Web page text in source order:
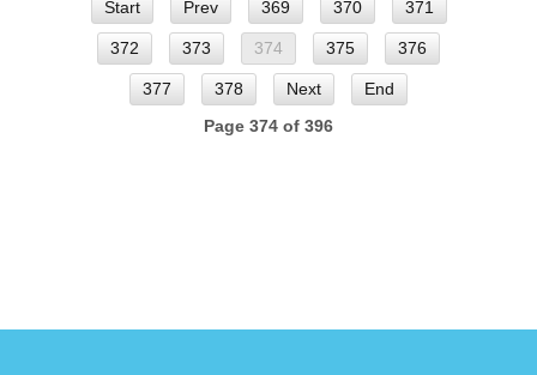
Start Prev 369 370 371
372 373 374 375 376
377 378 Next
End
Page 374 of 396